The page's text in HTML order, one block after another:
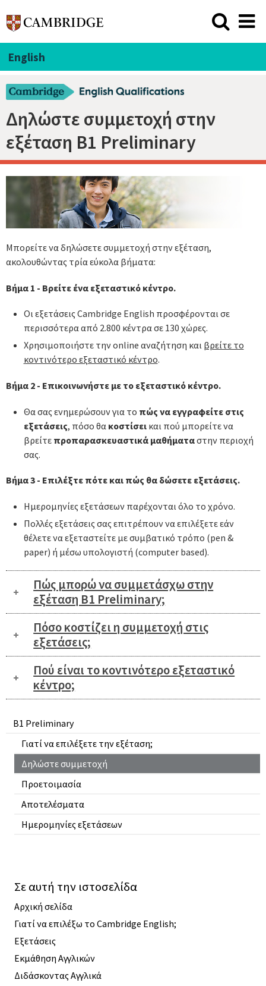
English
Δηλώστε συμμετοχή στην
εξέταση B1 Preliminary
B1 Preliminary
Γιατί να επιλέξετε την εξέταση;
Δηλώστε συμμετοχή
Προετοιμασία
Αποτελέσματα
Ημερομηνίες εξετάσεων
Μπορείτε να δηλώσετε συμμετοχή στην εξέταση,
ακολουθώντας τρία εύκολα βήματα:
Βήμα 1 - Βρείτε ένα εξεταστικό κέντρο.
Οι εξετάσεις Cambridge English προσφέρονται σε
περισσότερα από 2.800 κέντρα σε 130 χώρες.
Χρησιμοποιήστε την online αναζήτηση και βρείτε το
κοντινότερο εξεταστικό κέντρο.
Βήμα 2 - Επικοινωνήστε με το εξεταστικό κέντρο.
Θα σας ενημερώσουν για το πώς να εγγραφείτε στις
εξετάσεις, πόσο θα κοστίσεικαι πού μπορείτε να
βρείτε προπαρασκευαστικά μαθήματαστην περιοχή
σας.
Βήμα 3 - Επιλέξτε πότε και πώς θα δώσετε εξετάσεις.
Ημερομηνίες εξετάσεων παρέχονται όλο το χρόνο.
Πολλές εξετάσεις σας επιτρέπουν να επιλέξετε εάν
θέλετε να εξεταστείτε με συμβατικό τρόπο (pen &
paper) ή μέσω υπολογιστή (computer based).
Πώς μπορώ να συμμετάσχω στην
εξέταση Β1 Preliminary;
Πόσο κοστίζει η συμμετοχή στις
εξετάσεις;
Πού είναι το κοντινότερο εξεταστικό
κέντρο;
Σε αυτή την ιστοσελίδα
Αρχική σελίδα
Γιατί να επιλέξω το Cambridge English;
Εξετάσεις
Εκμάθηση Αγγλικών
Διδάσκοντας Αγγλικά